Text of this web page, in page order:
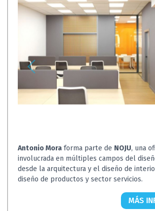
Antonio Mora forma parte de NOJU, una
involucrada en múltiples campos del
desde la arquitectura y el diseño de
diseño de productos y sector servicios.
MÁS